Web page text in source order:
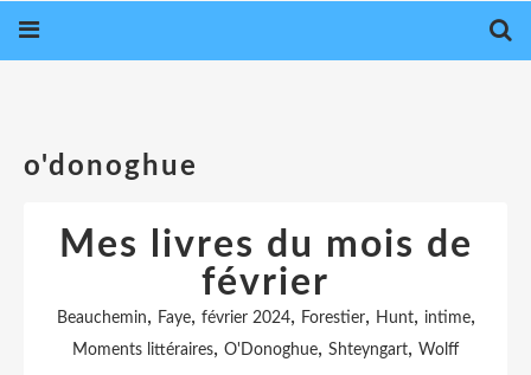
o'donoghue
Mes livres du mois de
février
Beauchemin, Faye, février 2024, Forestier, Hunt, intime,
Moments littéraires, O'Donoghue, Shteyngart, Wolff